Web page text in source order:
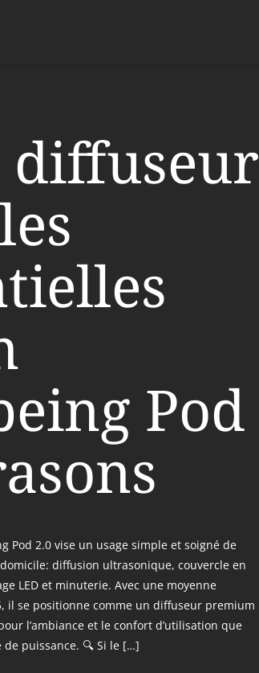
diffuseur
Pod
Pod 2.0 vise un usage simple et soigné de
diffusion ultrasonique, couvercle en
LED et minuterie. Avec une moyenne
il se positionne comme un diffuseur premium
l’ambiance et le confort d’utilisation que
puissance. 🔍 Si le […]